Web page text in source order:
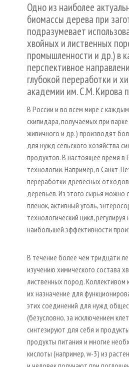
Одно из наиболее
биомассы дерева при
подразумевает
хвойных и лиственных
промышленности и др.) в
перспективное
глубокой переработки и
академии им. С.М. Кирова
В России и во всем мире с
скипидара, получаемых при
живичного и др.) производят
для нужд сельского хозяйства
продуктов. В настоящее время в
технологии. Например, в Санкт-
переработки древесных
деревьев. Из этого сырья можно
пленок, активный уголь,
технологический цикл,
наибольшей эффективности
В течение более чем тридцати
изучению химического состава
лиственных пород. Коллективом
их назначение для
этих соединений для нужд
(безусловно, за исключением
синтезируют для себя и
продукты питания и многие
кислоты (например, w-3) из